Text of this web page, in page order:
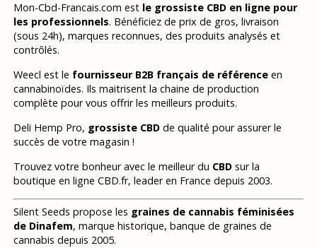
Mon-Cbd-Francais.com est le grossiste CBD en ligne pour
les professionnels. Bénéficiez de prix de gros, livraison
(sous 24h), marques reconnues, des produits analysés et
contrôlés.
Weecl est le fournisseur B2B français de référenceen
cannabinoïdes. Ils maitrisent la chaine de production
complète pour vous offrir les meilleurs produits.
Deli Hemp Pro, grossiste CBDde qualité pour assurer le
succès de votre magasin !
Trouvez votre bonheur avec le meilleur du CBDsur la
boutique en ligne CBD.fr, leader en France depuis 2003.
Silent Seeds propose les graines de cannabis féminisées
de Dinafem, marque historique, banque de graines de
cannabis depuis 2005.